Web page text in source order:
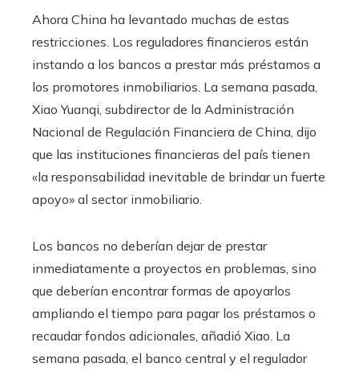
Ahora China ha levantado muchas de estas
restricciones. Los reguladores financieros están
instando a los bancos a prestar más préstamos a
los promotores inmobiliarios. La semana pasada,
Xiao Yuanqi, subdirector de la Administración
Nacional de Regulación Financiera de China, dijo
que las instituciones financieras del país tienen
«la responsabilidad inevitable de brindar un fuerte
apoyo» al sector inmobiliario.
Los bancos no deberían dejar de prestar
inmediatamente a proyectos en problemas, sino
que deberían encontrar formas de apoyarlos
ampliando el tiempo para pagar los préstamos o
recaudar fondos adicionales, añadió Xiao. La
semana pasada, el banco central y el regulador